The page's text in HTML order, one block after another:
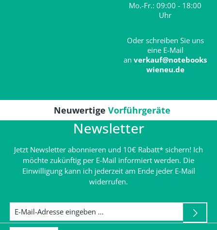
Mo.-Fr.: 09:00 - 18:00
Uhr
Oder schreiben Sie uns
eine E-Mail
an verkauf@notebooks
wieneu.de
Neuwertige Vorführgeräte
Newsletter
Jetzt Newsletter abonnieren und 10€ Rabatt* sichern! Ich
möchte zukünftig per E-Mail informiert werden. Die
Einwilligung kann ich jederzeit am Ende jeder E-Mail
widerrufen.